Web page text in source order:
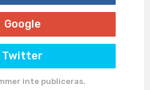
Google
Twitter
inte publiceras.